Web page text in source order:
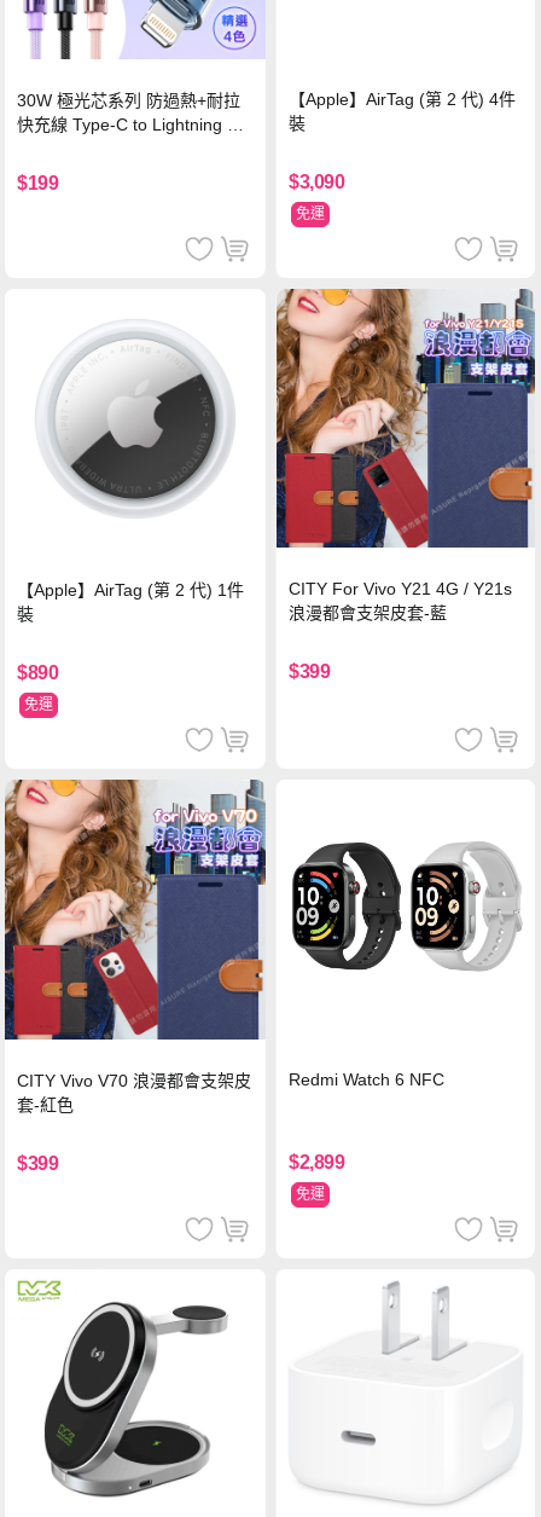
30W 極光芯系列 防過熱+耐拉
快充線 Type-C to Lightning 傳
$199
【Apple】AirTag (第 2 代) 4件
裝
$3,090
免運
【Apple】AirTag (第 2 代) 1件
裝
$890
免運
CITY For Vivo Y21 4G / Y21s
浪漫都會支架皮套-藍
$399
CITY Vivo V70 浪漫都會支架皮
套-紅色
$399
Redmi Watch 6 NFC
$2,899
免運